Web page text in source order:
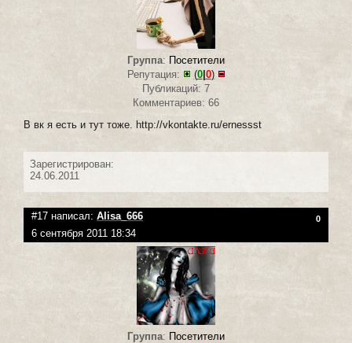
Группа: Посетители
Репутация:
(0| 0)
Публикаций: 7
Комментариев: 66
В вк я есть и тут тоже. http://vkontakte.ru/ernessst
Зарегистрирован:
24.06.2011
#17 написал: Alisa_666 0
6 сентября 2011 18:34
Группа: Посетители